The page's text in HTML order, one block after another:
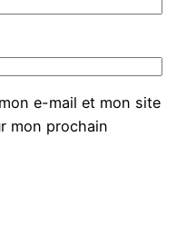
e-mail et mon site
mon prochain